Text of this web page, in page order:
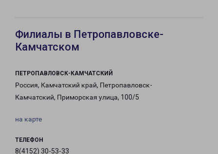
Филиалы в Петропавловске-
Камчатском
ПЕТРОПАВЛОВСК-КАМЧАТСКИЙ
Россия, Камчатский край, Петропавловск-
Камчатский, Приморская улица, 100/5
на карте
ТЕЛЕФОН
8(4152) 30-53-33